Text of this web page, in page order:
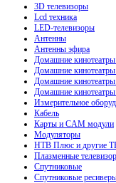
3D телевизоры
Lcd техника
LED-телевизоры
Антенны
Антенны эфира
Домашние
Домашние кинотеатры
Домашние
Домашние
Измерительное
Кабель
Карты и CAM модули
Модуляторы
НТВ Плюс и другие
Плазменные
Спутниковые
Спутниковые